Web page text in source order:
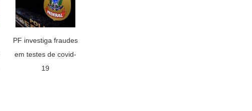
PF investiga fraudes
em testes de covid-
19